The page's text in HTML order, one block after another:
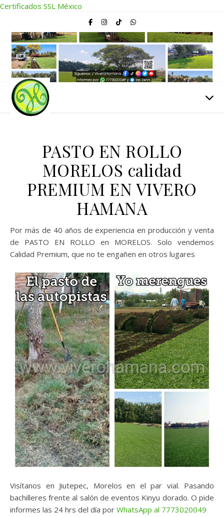
Certificados SSL México
PASTO EN ROLLO
MORELOS calidad
PREMIUM EN VIVERO
HAMANA
Por más de 40 años de experiencia en producción y venta
de PASTO EN ROLLO en MORELOS. Solo vendemos
Calidad Premium, que no te engañen en otros lugares
Visítanos en Jiutepec, Morelos en el par vial. Pasando
bachilleres frente al salón de eventos Kinyu dorado. O pide
informes las 24 hrs del día por WhatsApp al 7773020049